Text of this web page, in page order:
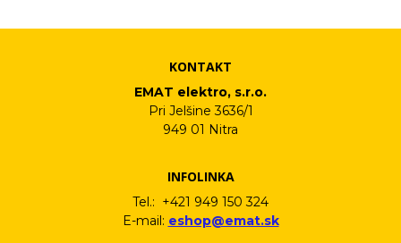
KONTAKT
EMAT elektro, s.r.o.
Pri Jelšine 3636/1
949 01 Nitra
INFOLINKA
Tel.: +421 949 150 324
E-mail: eshop@emat.sk